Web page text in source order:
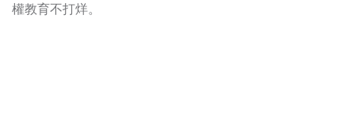
權教育不打烊。